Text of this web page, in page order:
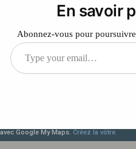
2012 Laisser un
En savoir
Abonnez-vous pour
Type
your